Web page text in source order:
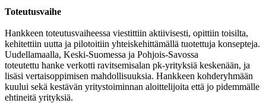
Toteutusvaihe
Hankkeen toteutusvaiheessa viestittiin aktiivisesti, opittiin toisilta,
kehitettiin uutta ja pilotoitiin yhteiskehittämällä tuotettuja konsepteja.
Uudellamaalla, Keski-Suomessa ja Pohjois-Savossa
toteutettu hanke verkotti ravitsemisalan pk-yrityksiä keskenään, ja
lisäsi vertaisoppimisen mahdollisuuksia. Hankkeen kohderyhmään
kuului sekä kestävän yritystoiminnan aloittelijoita että jo pidemmälle
ehtineitä yrityksiä.